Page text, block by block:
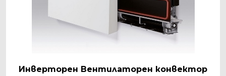
Инверторен Вентилаторен конвектор